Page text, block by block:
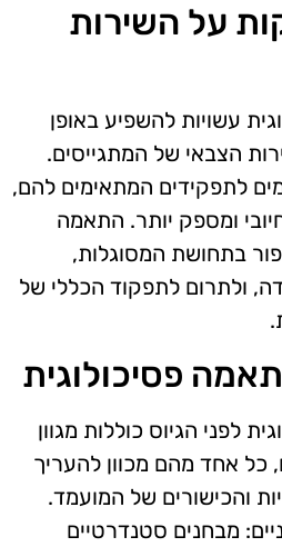
על השירות
עשויות להשפיע באופן
הצבאי של המתגייסים.
לתפקידים המתאימים להם,
ומספק יותר. התאמה
בתחושת המסוגלות,
ולתרום לתפקוד הכללי של
פסיכולוגית
לפני הגיוס כוללות מגוון
כל אחד מהם מכוון להעריך
והכישורים של המועמד.
מבחנים סטנדרטיים